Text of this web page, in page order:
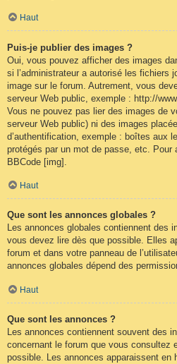
Haut
Puis-je publier des images ?
Oui, vous pouvez afficher des images
si l’administrateur a autorisé les fichiers
image sur le forum. Autrement, vous
serveur Web public, exemple : http://
Vous ne pouvez pas lier des images de
serveur Web public) ni des images
d’authentification, exemple : boîtes aux
protégés par un mot de passe, etc. Pour
BBCode [img].
Haut
Que sont les annonces globales ?
Les annonces globales contiennent des
vous devez lire dès que possible. Elles
forum et dans votre panneau de
annonces globales dépend des
Haut
Que sont les annonces ?
Les annonces contiennent souvent des
concernant le forum que vous consultez
possible. Les annonces apparaissent en